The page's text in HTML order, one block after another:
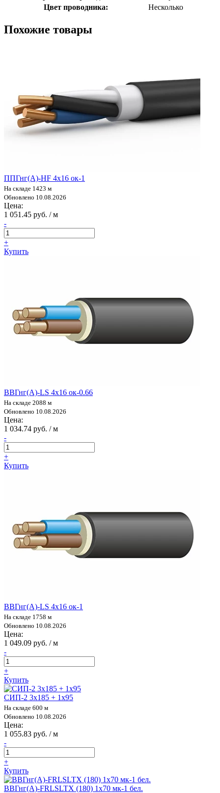
Цвет проводника:
Несколько
Похожие товары
ППГнг(А)-HF 4х16 ок-1
На складе 1423 м
Обновлено 10.08.2026
Цена:
1 051.45 руб. / м
-
+
Купить
ВВГнг(А)-LS 4х16 ок-0.66
На складе 2088 м
Обновлено 10.08.2026
Цена:
1 034.74 руб. / м
-
+
Купить
ВВГнг(А)-LS 4х16 ок-1
На складе 1758 м
Обновлено 10.08.2026
Цена:
1 049.09 руб. / м
-
+
Купить
СИП-2 3х185 + 1х95
На складе 600 м
Обновлено 10.08.2026
Цена:
1 055.83 руб. / м
-
+
Купить
ВВГнг(А)-FRLSLTX (180) 1х70 мк-1 бел.